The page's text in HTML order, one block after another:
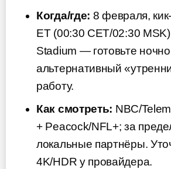
Когда/где: 8 февраля,
ET (00:30 CET/02:30
Stadium — готовьте
альтернативный
работу.
Как смотреть: NBC/
+ Peacock/NFL+; за
локальные партнёры.
4K/HDR у провайдера.